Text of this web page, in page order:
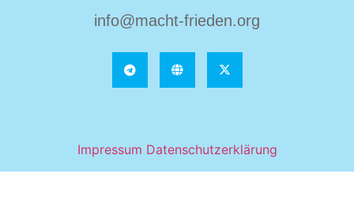
info@macht-frieden.org
Impressum Datenschutzerklärung